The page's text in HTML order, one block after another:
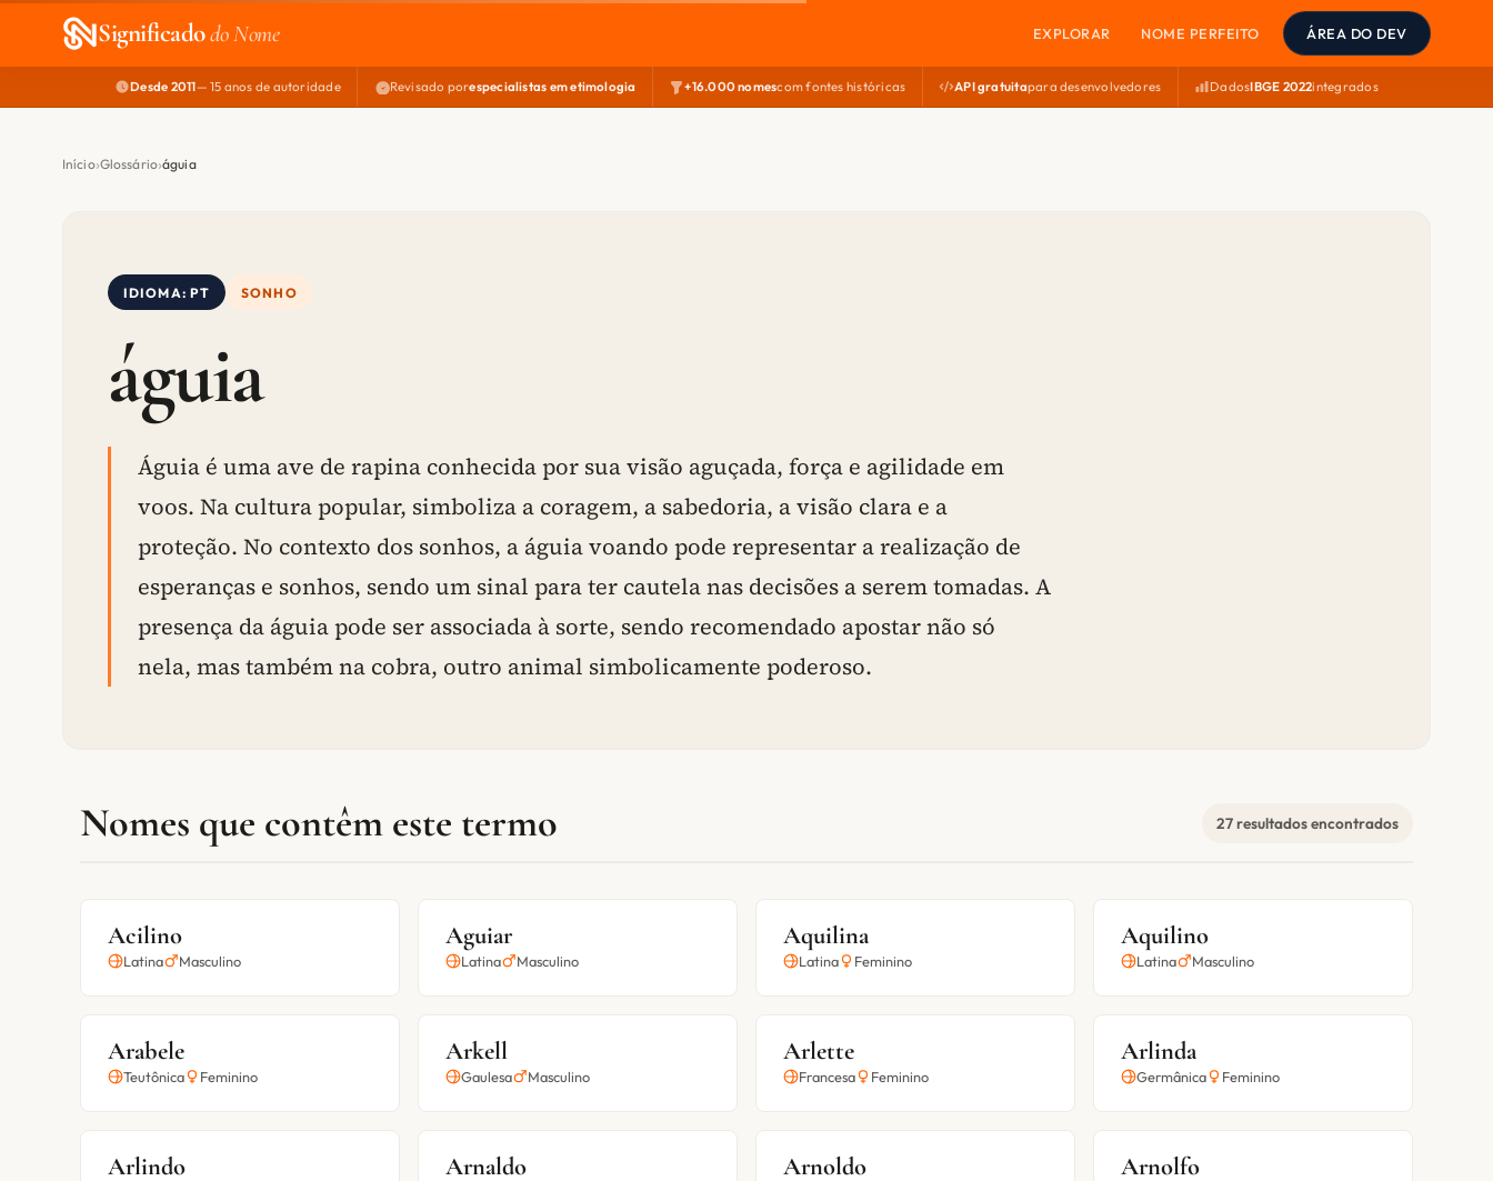
Significadodo Nome EXPLORAR NOME PERFEITO ÁREA DO DEV
Desde 2011— 15 anos de autoridade Revisado porespecialistas em etimologia +16.000 nomescom fontes históricas API gratuitapara desenvolvedores DadosIBGE 2022integrados
Início Glossário águia
IDIOMA: PT SONHO
águia
Águia é uma ave de rapina conhecida por sua visão aguçada, força e agilidade em
voos. Na cultura popular, simboliza a coragem, a sabedoria, a visão clara e a
proteção. No contexto dos sonhos, a águia voando pode representar a realização de
esperanças e sonhos, sendo um sinal para ter cautela nas decisões a serem tomadas. A
presença da águia pode ser associada à sorte, sendo recomendado apostar não só
nela, mas também na cobra, outro animal simbolicamente poderoso.
Nomes que contêm este termo 27 resultados encontrados
Acilino
Latina Masculino
Aguiar
Latina Masculino
Aquilina
Latina Feminino
Aquilino
Latina Masculino
Arabele
Teutônica Feminino
Arkell
Gaulesa Masculino
Arlette
Francesa Feminino
Arlinda
Germânica Feminino
Arlindo Arnaldo Arnoldo Arnolfo